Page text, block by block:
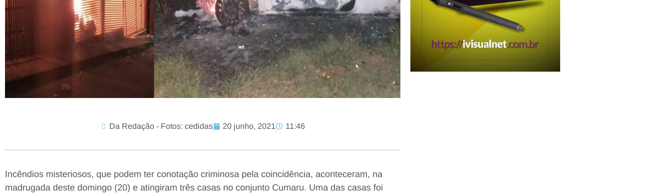
Da Redação - Fotos: cedidas 20 junho, 2021 11:46
Incêndios misteriosos, que podem ter conotação criminosa pela coincidência, aconteceram, na
madrugada deste domingo (20) e atingiram três casas no conjunto Cumaru. Uma das casas foi